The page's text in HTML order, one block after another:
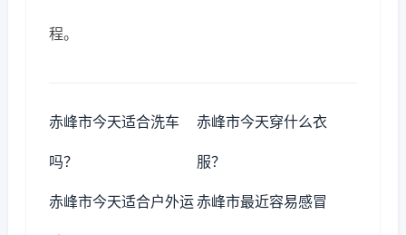
程。
赤峰市今天适合洗车
吗？
赤峰市今天穿什么衣
服？
赤峰市今天适合户外运赤峰市最近容易感冒